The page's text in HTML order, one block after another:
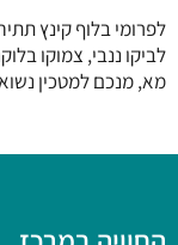
לפרומי בלוף קינץ
לביקו ננבי, צמוקו
מא, מנכם למטכין